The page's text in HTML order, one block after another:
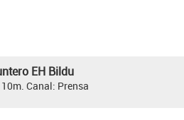
EH Bildu
Canal: Prensa